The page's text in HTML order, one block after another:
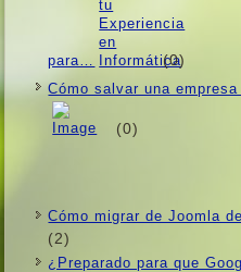
para… (0)
Cómo salvar una
(0)
Cómo migrar de Joomla
(2)
¿Preparado para que